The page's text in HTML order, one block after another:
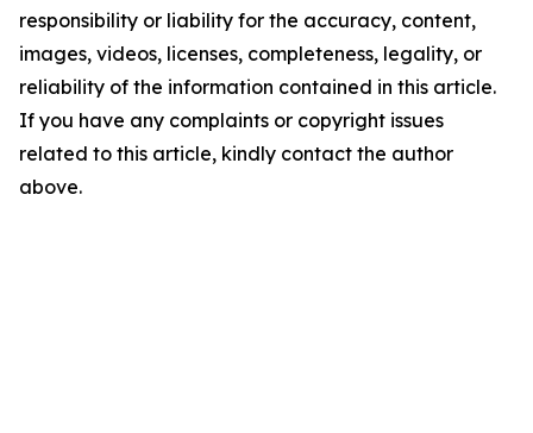
responsibility or liability for the accuracy, content,
images, videos, licenses, completeness, legality, or
reliability of the information contained in this article.
If you have any complaints or copyright issues
related to this article, kindly contact the author
above.